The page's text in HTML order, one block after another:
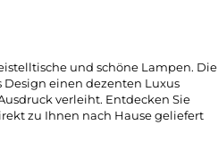
und schöne Lampen. Die
einen dezenten Luxus
verleiht. Entdecken Sie
zu Ihnen nach Hause geliefert